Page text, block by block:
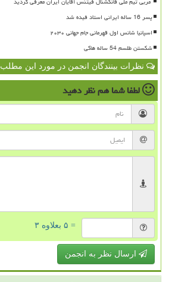
پسر 16 ساله ایرانی استاد فیده شد
اسپانیا شانس اول قهرمانی جام جهانی ۲۰۳۰
شکستن طلسم 54 ساله هاکی
نظرات بینندگان انجمن در مورد این مطلب
لطفا شما همنظر دهید
= ۵ بعلاوه ۳
ارسال نظر به انجمن